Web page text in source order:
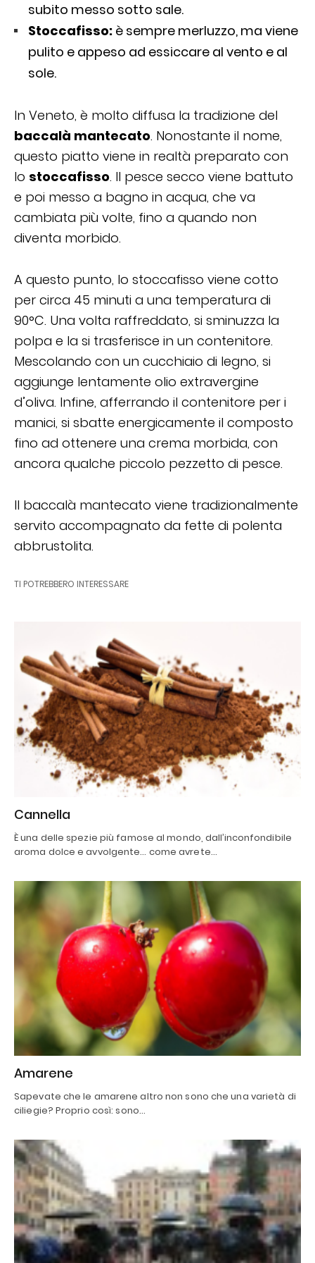
subito messo sotto sale.
Stoccafisso: è sempre merluzzo, ma viene
pulito e appeso ad essiccare al vento e al
sole.
In Veneto, è molto diffusa la tradizione del
baccalà mantecato. Nonostante il nome,
questo piatto viene in realtà preparato con
lo stoccafisso. Il pesce secco viene battuto
e poi messo a bagno in acqua, che va
cambiata più volte, fino a quando non
diventa morbido.
A questo punto, lo stoccafisso viene cotto
per circa 45 minuti a una temperatura di
90°C. Una volta raffreddato, si sminuzza la
polpa e la si trasferisce in un contenitore.
Mescolando con un cucchiaio di legno, si
aggiunge lentamente olio extravergine
d’oliva. Infine, afferrando il contenitore per i
manici, si sbatte energicamente il composto
fino ad ottenere una crema morbida, con
ancora qualche piccolo pezzetto di pesce.
Il baccalà mantecato viene tradizionalmente
servito accompagnato da fette di polenta
abbrustolita.
TI POTREBBERO INTERESSARE
Cannella
È una delle spezie più famose al mondo, dall’inconfondibile
aroma dolce e avvolgente… come avrete…
Amarene
Sapevate che le amarene altro non sono che una varietà di
ciliegie? Proprio così: sono…